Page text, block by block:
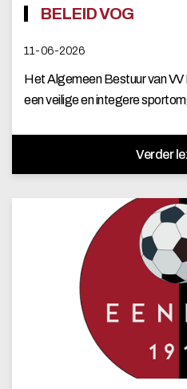
BELEID VOG
11-06-2026
Het Algemeen Bestuur van
een veilige en integere
Verder